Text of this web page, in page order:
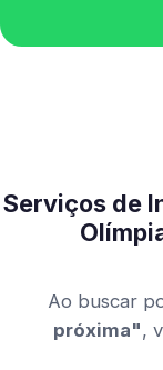
Serviços de
Ao buscar
próxima",